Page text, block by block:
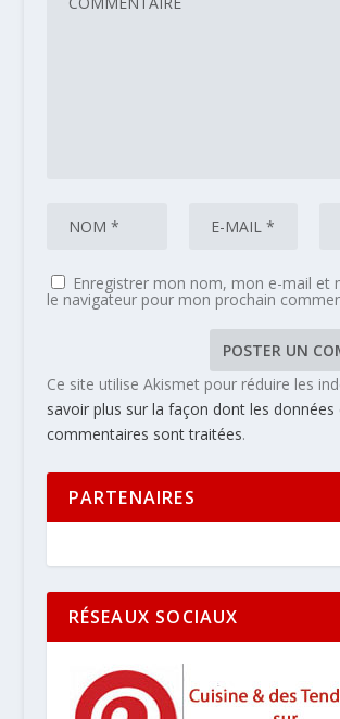
Enregistrer mon nom, mon e-mail et
le navigateur pour mon prochain
Ce site utilise Akismet pour réduire les
savoir plus sur la façon dont les données
commentaires sont traitées.
PARTENAIRES
RÉSEAUX SOCIAUX